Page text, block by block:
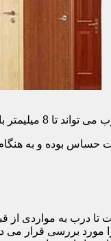
حساس بوده و به
درب به مواردی
مورد بررسی قرار می